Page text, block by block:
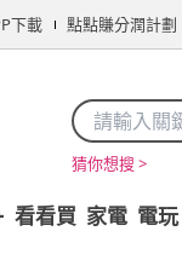
下載 點點賺分潤計劃
猜你想搜 >
看看買 家電 電玩